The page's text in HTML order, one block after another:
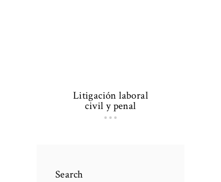
Litigación laboral
civil y penal
Search